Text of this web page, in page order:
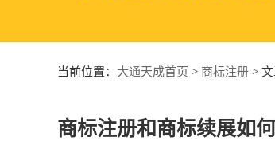
当前位置： 大通天成首页 > 商标注册 >
商标注册和商标续展如